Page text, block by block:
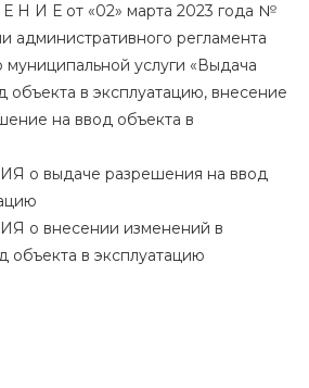
Н И Е от «02» марта 2023 года №
административного регламента
услуги «Выдача
объекта в эксплуатацию, внесение
на ввод объекта в
о выдаче разрешения на ввод
о внесении изменений в
объекта в эксплуатацию